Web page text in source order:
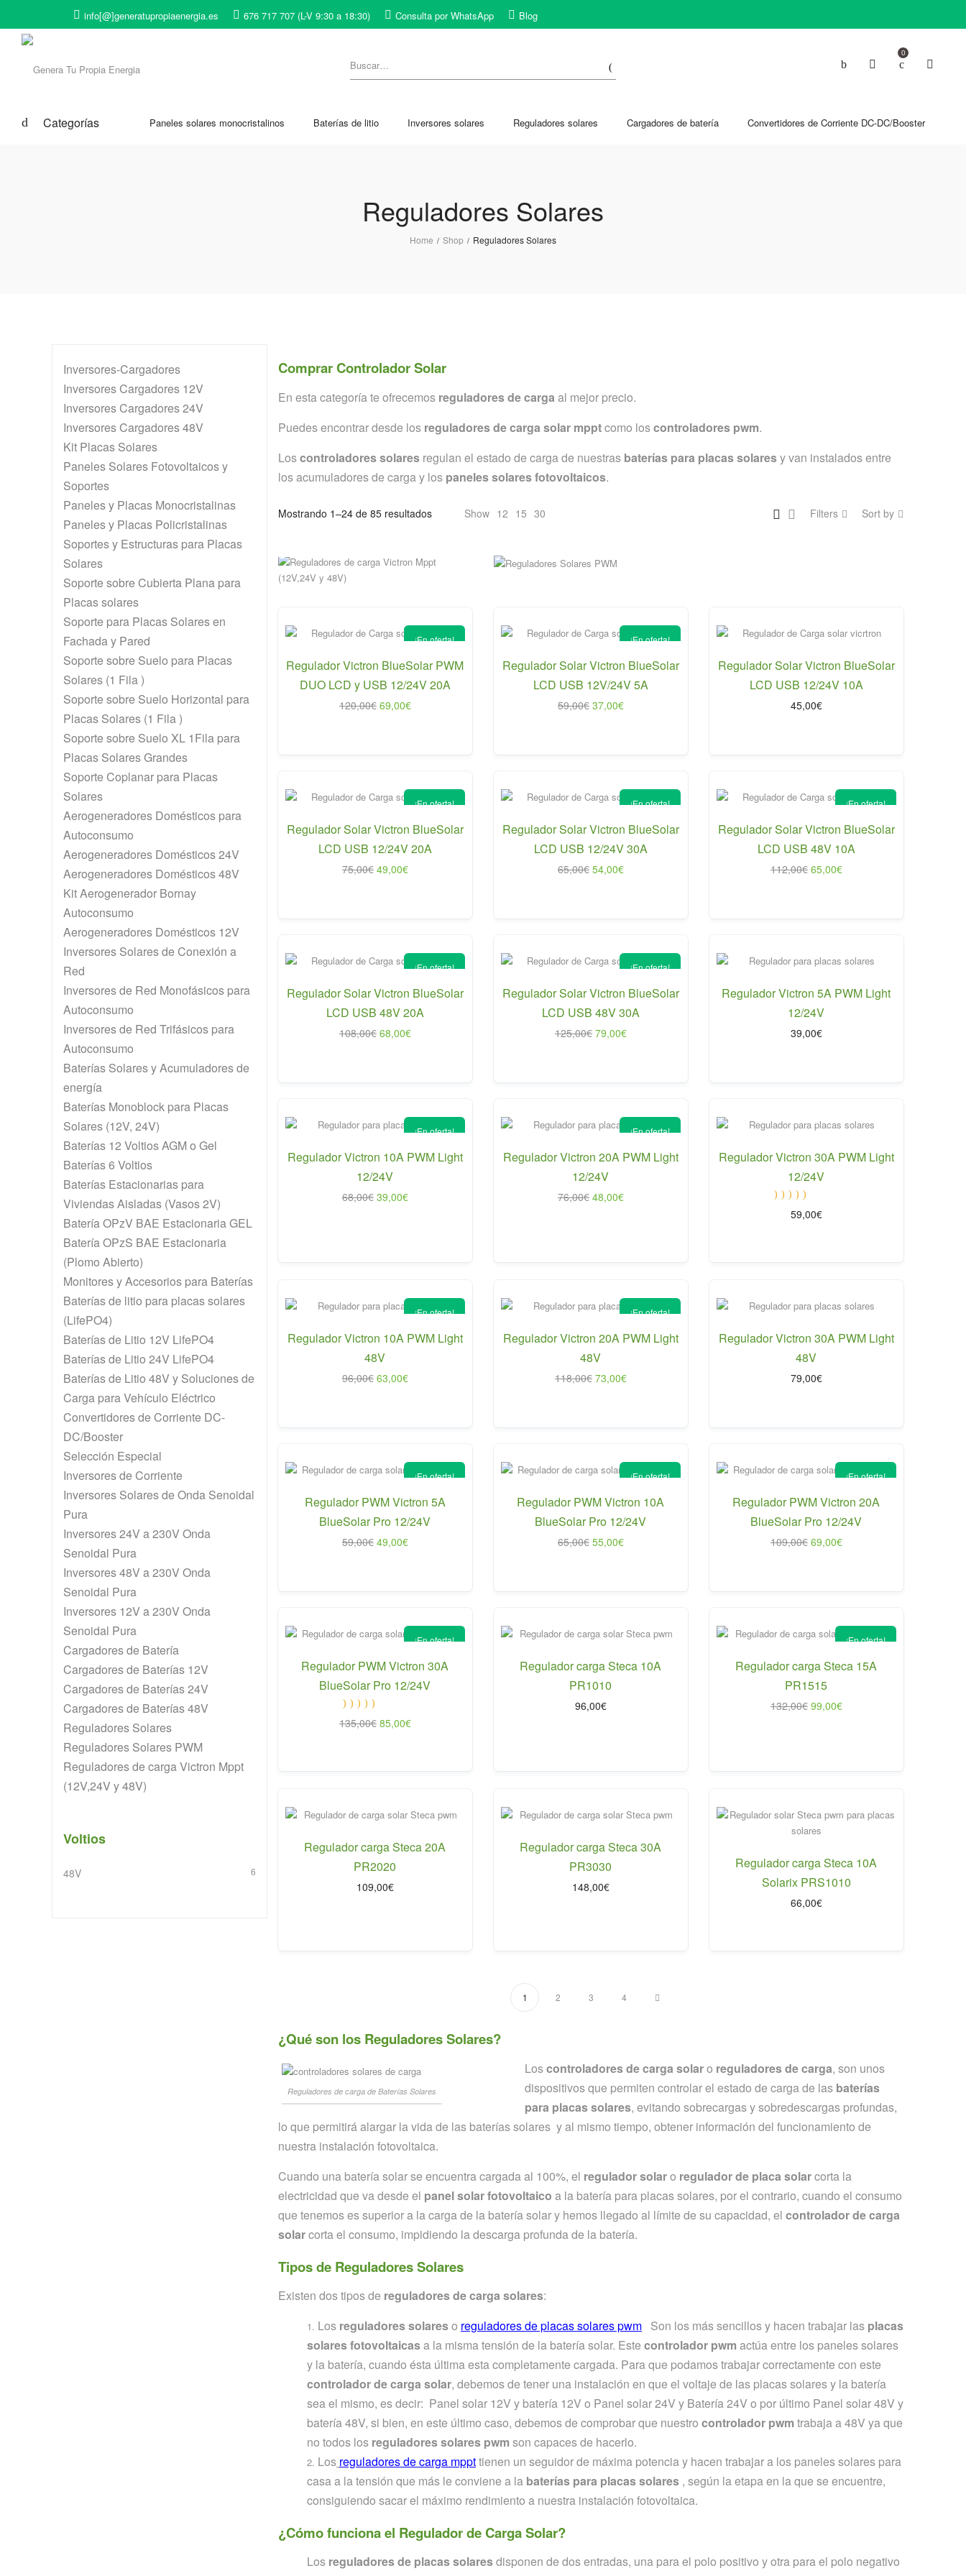
info[@]generatupropiaenergia.es 676 717 707 (L-V 9:30 a 18:30) Consulta por WhatsApp Blog
0
Categorías Paneles solares monocristalinos Baterías de litio Inversores solares Reguladores solares Cargadores de batería Convertidores de Corriente DC-DC/Booster
Reguladores Solares
Home / Shop / Reguladores Solares
Comprar Controlador Solar
En esta categoría te ofrecemos reguladores de carga al mejor precio.
Puedes encontrar desde los reguladores de carga solar mpptcomo loscontroladores pwm.
Loscontroladores solares regulan el estado de carga de nuestras baterías para placas solaresy van instalados entre
los acumuladores de carga y los paneles solares fotovoltaicos.
Mostrando 1–24 de 85 resultados Show 12 15 30 Filters Sort by
REGULADORES DE CARGA
REGULADORES SOLARES PWM
¡En oferta!
Regulador Victron BlueSolar PWM
DUO LCD y USB 12/24V 20A
120,00€ El
69,00€El
¡En oferta!
Regulador Solar Victron BlueSolar
LCD USB 12V/24V 5A
59,00€ El
37,00€El
Regulador Solar Victron BlueSolar
LCD USB 12/24V 10A
45,00€
¡En oferta!
Regulador Solar Victron BlueSolar
LCD USB 12/24V 20A
75,00€ El
49,00€El
¡En oferta!
Regulador Solar Victron BlueSolar
LCD USB 12/24V 30A
65,00€ El
54,00€El
¡En oferta!
Regulador Solar Victron BlueSolar
LCD USB 48V 10A
112,00€ El
65,00€El
¡En oferta!
Regulador Solar Victron BlueSolar
LCD USB 48V 20A
108,00€ El
68,00€El
¡En oferta!
Regulador Solar Victron BlueSolar
LCD USB 48V 30A
125,00€ El
79,00€El
Regulador Victron 5A PWM Light
12/24V
39,00€
¡En oferta!
Regulador Victron 10A PWM Light
12/24V
68,00€ El
39,00€El
¡En oferta!
Regulador Victron 20A PWM Light
12/24V
76,00€ El
48,00€El
Regulador Victron 30A PWM Light
12/24V
con5.00
59,00€
¡En oferta!
Regulador Victron 10A PWM Light
48V
96,00€ El
63,00€El
¡En oferta!
Regulador Victron 20A PWM Light
48V
118,00€ El
73,00€El
Regulador Victron 30A PWM Light
48V
79,00€
¡En oferta!
Regulador PWM Victron 5A
BlueSolar Pro 12/24V
59,00€ El
49,00€El
¡En oferta!
Regulador PWM Victron 10A
BlueSolar Pro 12/24V
65,00€ El
55,00€El
¡En oferta!
Regulador PWM Victron 20A
BlueSolar Pro 12/24V
109,00€ El
69,00€El
¡En oferta!
Regulador PWM Victron 30A
BlueSolar Pro 12/24V
con5.00
135,00€ El
85,00€El
Regulador carga Steca 10A
PR1010
96,00€
¡En oferta!
Regulador carga Steca 15A
PR1515
132,00€ El
99,00€El
Regulador carga Steca 20A
PR2020
109,00€
Regulador carga Steca 30A
PR3030
148,00€
Regulador carga Steca 10A
Solarix PRS1010
66,00€
1 2 3 4
¿Qué son los Reguladores Solares?
Reguladores de carga de Baterías Solares
Loscontroladores de carga solaro reguladores de carga, son unos
dispositivos que permiten controlar el estado de carga de las baterías
para placas solares, evitando sobrecargas y sobredescargas profundas,
lo que permitirá alargar la vida de las baterías solares y al mismo tiempo, obtener información del funcionamiento de
nuestra instalación fotovoltaica.
Cuando una batería solar se encuentra cargada al 100%, el regulador solaro regulador de placa solarcorta la
electricidad que va desde el panel solar fotovoltaico a la batería para placas solares, por el contrario, cuando el consumo
que tenemos es superior a la carga de la batería solar y hemos llegado al límite de su capacidad, el controlador de carga
solarcorta el consumo, impidiendo la descarga profunda de la batería.
Tipos de Reguladores Solares
Existen dos tipos de reguladores de carga solares:
Los reguladores solareso reguladores de placas solares pwm Son los más sencillos y hacen trabajar las placas
solares fotovoltaicasa la misma tensión de la batería solar. Este controlador pwm actúa entre los paneles solares
y la batería, cuando ésta última esta completamente cargada. Para que podamos trabajar correctamente con este
controlador de carga solar, debemos de tener una instalación en que el voltaje de las placas solares y la batería
sea el mismo, es decir: Panel solar 12V y batería 12V o Panel solar 24V y Batería 24V o por último Panel solar 48V y
batería 48V, si bien, en este último caso, debemos de comprobar que nuestro controlador pwm trabaja a 48V ya que
no todos los reguladores solares pwm son capaces de hacerlo.
Los reguladores de carga mppttienen un seguidor de máxima potencia y hacen trabajar a los paneles solares para
casa a la tensión que más le conviene a la baterías para placas solares , según la etapa en la que se encuentre,
consiguiendo sacar el máximo rendimiento a nuestra instalación fotovoltaica.
¿Cómo funciona el Regulador de Carga Solar?
Los reguladores de placas solaresdisponen de dos entradas, una para el polo positivo y otra para el polo negativo
Inversores-Cargadores
Inversores Cargadores 12V
Inversores Cargadores 24V
Inversores Cargadores 48V
Kit Placas Solares
Paneles Solares Fotovoltaicos y
Soportes
Paneles y Placas Monocristalinas
Paneles y Placas Policristalinas
Soportes y Estructuras para Placas
Solares
Soporte sobre Cubierta Plana para
Placas solares
Soporte para Placas Solares en
Fachada y Pared
Soporte sobre Suelo para Placas
Solares (1 Fila )
Soporte sobre Suelo Horizontal para
Placas Solares (1 Fila )
Soporte sobre Suelo XL 1Fila para
Placas Solares Grandes
Soporte Coplanar para Placas
Solares
Aerogeneradores Domésticos para
Autoconsumo
Aerogeneradores Domésticos 24V
Aerogeneradores Domésticos 48V
Kit Aerogenerador Bornay
Autoconsumo
Aerogeneradores Domésticos 12V
Inversores Solares de Conexión a
Red
Inversores de Red Monofásicos para
Autoconsumo
Inversores de Red Trifásicos para
Autoconsumo
Baterías Solares y Acumuladores de
energía
Baterías Monoblock para Placas
Solares (12V, 24V)
Baterías 12 Voltios AGM o Gel
Baterías 6 Voltios
Baterías Estacionarias para
Viviendas Aisladas (Vasos 2V)
Batería OPzV BAE Estacionaria GEL
Batería OPzS BAE Estacionaria
(Plomo Abierto)
Monitores y Accesorios para Baterías
Baterías de litio para placas solares
(LifePO4)
Baterías de Litio 12V LifePO4
Baterías de Litio 24V LifePO4
Baterías de Litio 48V y Soluciones de
Carga para Vehículo Eléctrico
Convertidores de Corriente DC-
DC/Booster
Selección Especial
Inversores de Corriente
Inversores Solares de Onda Senoidal
Pura
Inversores 24V a 230V Onda
Senoidal Pura
Inversores 48V a 230V Onda
Senoidal Pura
Inversores 12V a 230V Onda
Senoidal Pura
Cargadores de Batería
Cargadores de Baterías 12V
Cargadores de Baterías 24V
Cargadores de Baterías 48V
Reguladores Solares
Reguladores Solares PWM
Reguladores de carga Victron Mppt
(12V,24V y 48V)
Voltios
48V 6